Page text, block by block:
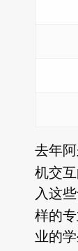
去年
机交
入这
样的
业的